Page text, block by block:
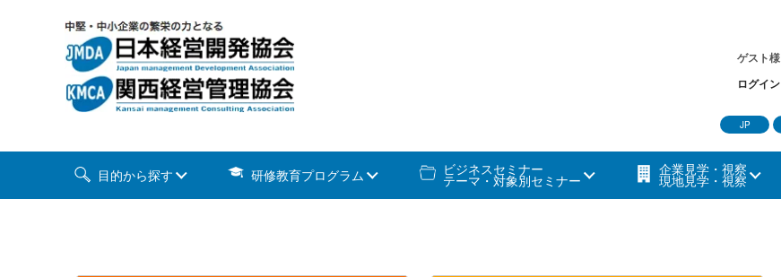
ゲスト様
ログイン
JP
目的から探す 研修教育プログラム ビジネスセミナー
テーマ・対象別セミナー
企業見学・視察
現地見学・視察